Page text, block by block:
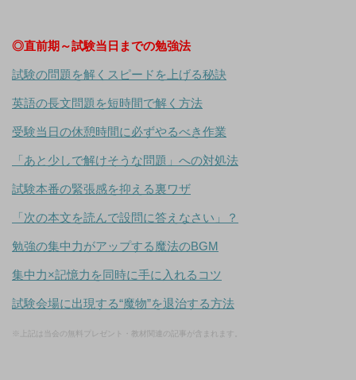
◎直前期～試験当日までの勉強法
試験の問題を解くスピードを上げる秘訣
英語の長文問題を短時間で解く方法
受験当日の休憩時間に必ずやるべき作業
「あと少しで解けそうな問題」への対処法
試験本番の緊張感を抑える裏ワザ
「次の本文を読んで設問に答えなさい」？
勉強の集中力がアップする魔法のBGM
集中力×記憶力を同時に手に入れるコツ
試験会場に出現する“魔物”を退治する方法
※上記は当会の無料プレゼント・教材関連の記事が含まれます。